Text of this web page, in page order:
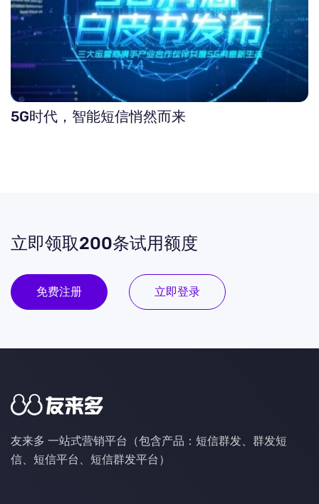
5G时代，智能短信悄然而来
立即领取200条试用额度
免费注册 立即登录
友来多 一站式营销平台（包含产品：短信群发、群发短
信、短信平台、短信群发平台）